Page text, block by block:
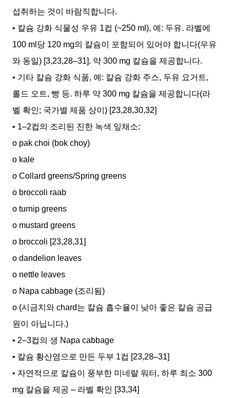
섭취하는 것이 바람직합니다.
• 칼슘 강화 식물성 우유 1컵 (~250 ml), 예: 두유. 라벨에
100 ml당 120 mg의 칼슘이 포함되어 있어야 합니다(우유
와 동일) [3,23,28–31]. 약 300 mg 칼슘을 제공합니다.
• 기타 칼슘 강화 식품, 예: 칼슘 강화 주스, 두유 요거트,
롤드 오트, 빵 등. 하루 약 300 mg 칼슘을 제공합니다(라
벨 확인; 국가별 제품 상이) [23,28,30,32]
• 1–2컵의 조리된 진한 녹색 잎채소:
o pak choi (bok choy)
o kale
o Collard greens/Spring greens
o broccoli raab
o turnip greens
o mustard greens
o broccoli [23,28,31]
o dandelion leaves
o nettle leaves
o Napa cabbage (조리됨)
o (시금치와 chard는 칼슘 흡수율이 낮아 좋은 칼슘 공급
원이 아닙니다.)
• 2–3컵의 생 Napa cabbage
• 칼슘 황산염으로 만든 두부 1컵 [23,28–31]
• 자연적으로 칼슘이 풍부한 미네랄 워터, 하루 최소 300
mg 칼슘을 제공 – 라벨 확인 [33,34]